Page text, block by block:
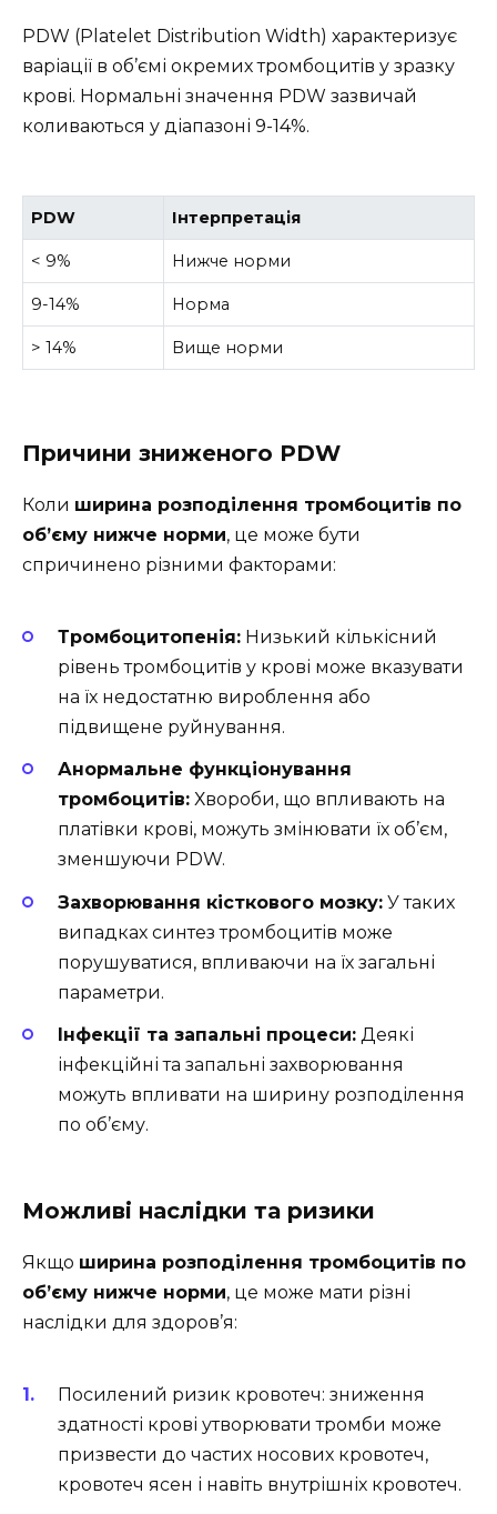
PDW (Platelet Distribution Width) характеризує
варіації в об’ємі окремих тромбоцитів у зразку
крові. Нормальні значення PDW зазвичай
коливаються у діапазоні 9-14%.
PDW Інтерпретація
< 9% Нижче норми
9-14% Норма
> 14% Вище норми
Причини зниженого PDW
Коли ширина розподілення тромбоцитів по
об’єму нижче норми, це може бути
спричинено різними факторами:
Тромбоцитопенія: Низький кількісний
рівень тромбоцитів у крові може вказувати
на їх недостатню вироблення або
підвищене руйнування.
Анормальне функціонування
тромбоцитів: Хвороби, що впливають на
платівки крові, можуть змінювати їх об’єм,
зменшуючи PDW.
Захворювання кісткового мозку: У таких
випадках синтез тромбоцитів може
порушуватися, впливаючи на їх загальні
параметри.
Інфекції та запальні процеси: Деякі
інфекційні та запальні захворювання
можуть впливати на ширину розподілення
по об’єму.
Можливі наслідки та ризики
Якщо ширина розподілення тромбоцитів по
об’єму нижче норми, це може мати різні
наслідки для здоров’я:
Посилений ризик кровотеч: зниження
здатності крові утворювати тромби може
призвести до частих носових кровотеч,
кровотеч ясен і навіть внутрішніх кровотеч.